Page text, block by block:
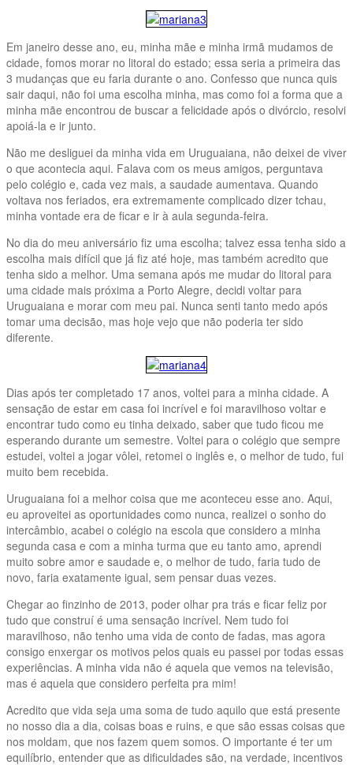
Em janeiro desse ano, eu, minha mãe e minha irmã mudamos de
cidade, fomos morar no litoral do estado; essa seria a primeira das
3 mudanças que eu faria durante o ano. Confesso que nunca quis
sair daqui, não foi uma escolha minha, mas como foi a forma que a
minha mãe encontrou de buscar a felicidade após o divórcio, resolvi
apoiá-la e ir junto.
Não me desliguei da minha vida em Uruguaiana, não deixei de viver
o que acontecia aqui. Falava com os meus amigos, perguntava
pelo colégio e, cada vez mais, a saudade aumentava. Quando
voltava nos feriados, era extremamente complicado dizer tchau,
minha vontade era de ficar e ir à aula segunda-feira.
No dia do meu aniversário fiz uma escolha; talvez essa tenha sido a
escolha mais difícil que já fiz até hoje, mas também acredito que
tenha sido a melhor. Uma semana após me mudar do litoral para
uma cidade mais próxima a Porto Alegre, decidi voltar para
Uruguaiana e morar com meu pai. Nunca senti tanto medo após
tomar uma decisão, mas hoje vejo que não poderia ter sido
diferente.
Dias após ter completado 17 anos, voltei para a minha cidade. A
sensação de estar em casa foi incrível e foi maravilhoso voltar e
encontrar tudo como eu tinha deixado, saber que tudo ficou me
esperando durante um semestre. Voltei para o colégio que sempre
estudei, voltei a jogar vôlei, retomei o inglês e, o melhor de tudo, fui
muito bem recebida.
Uruguaiana foi a melhor coisa que me aconteceu esse ano. Aqui,
eu aproveitei as oportunidades como nunca, realizei o sonho do
intercâmbio, acabei o colégio na escola que considero a minha
segunda casa e com a minha turma que eu tanto amo, aprendi
muito sobre amor e saudade e, o melhor de tudo, faria tudo de
novo, faria exatamente igual, sem pensar duas vezes.
Chegar ao finzinho de 2013, poder olhar pra trás e ficar feliz por
tudo que construí é uma sensação incrível. Nem tudo foi
maravilhoso, não tenho uma vida de conto de fadas, mas agora
consigo enxergar os motivos pelos quais eu passei por todas essas
experiências. A minha vida não é aquela que vemos na televisão,
mas é aquela que considero perfeita pra mim!
Acredito que vida seja uma soma de tudo aquilo que está presente
no nosso dia a dia, coisas boas e ruins, e que são essas coisas que
nos moldam, que nos fazem quem somos. O importante é ter um
equilíbrio, entender que as dificuldades são, na verdade, incentivos